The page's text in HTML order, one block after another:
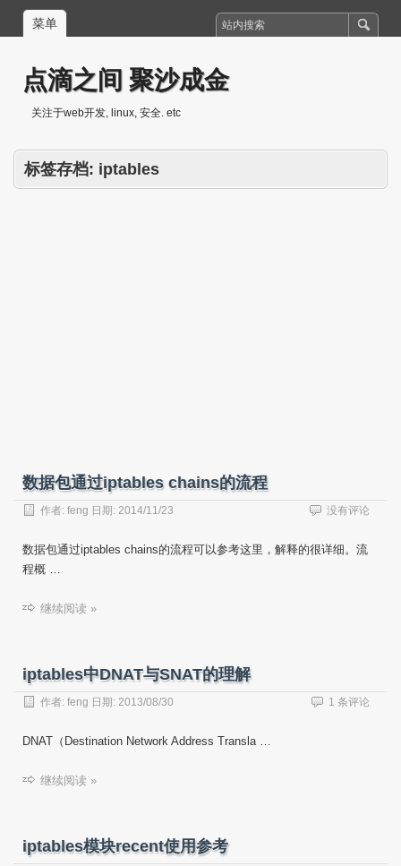
菜单
点滴之间 聚沙成金
关注于web开发, linux, 安全. etc
标签存档: iptables
数据包通过iptables chains的流程
作者: feng 日期: 2014/11/23 没有评论
数据包通过iptables chains的流程可以参考这里，解释的很详细。流
程概 …
继续阅读 »
iptables中DNAT与SNAT的理解
作者: feng 日期: 2013/08/30 1 条评论
DNAT（Destination Network Address Transla …
继续阅读 »
iptables模块recent使用参考